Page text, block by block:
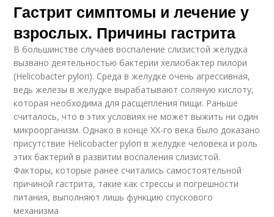
Гастрит симптомы и лечение у
взрослых. Причины гастрита
В большинстве случаев воспаление слизистой желудка
вызвано деятельностью бактерии хелиобактер пилори
(Helicobacter pylori). Среда в желудке очень агрессивная,
ведь железы в желудке вырабатывают соляную кислоту,
которая необходима для расщепления пищи. Раньше
считалось, что в этих условиях не может выжить ни один
микроорганизм. Однако в конце XX-го века было доказано
присутствие Helicobacter pylori в желудке человека и роль
этих бактерий в развитии воспаления слизистой.
Факторы, которые ранее считались самостоятельной
причиной гастрита, такие как стрессы и погрешности
питания, выполняют лишь функцию спускового
механизма